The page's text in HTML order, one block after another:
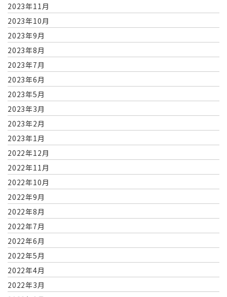
2023年11月
2023年10月
2023年9月
2023年8月
2023年7月
2023年6月
2023年5月
2023年3月
2023年2月
2023年1月
2022年12月
2022年11月
2022年10月
2022年9月
2022年8月
2022年7月
2022年6月
2022年5月
2022年4月
2022年3月